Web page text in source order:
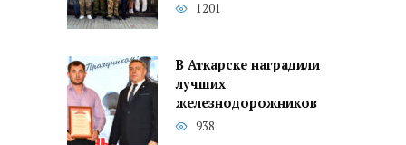
1201
В Аткарске наградили
лучших
железнодорожников
938